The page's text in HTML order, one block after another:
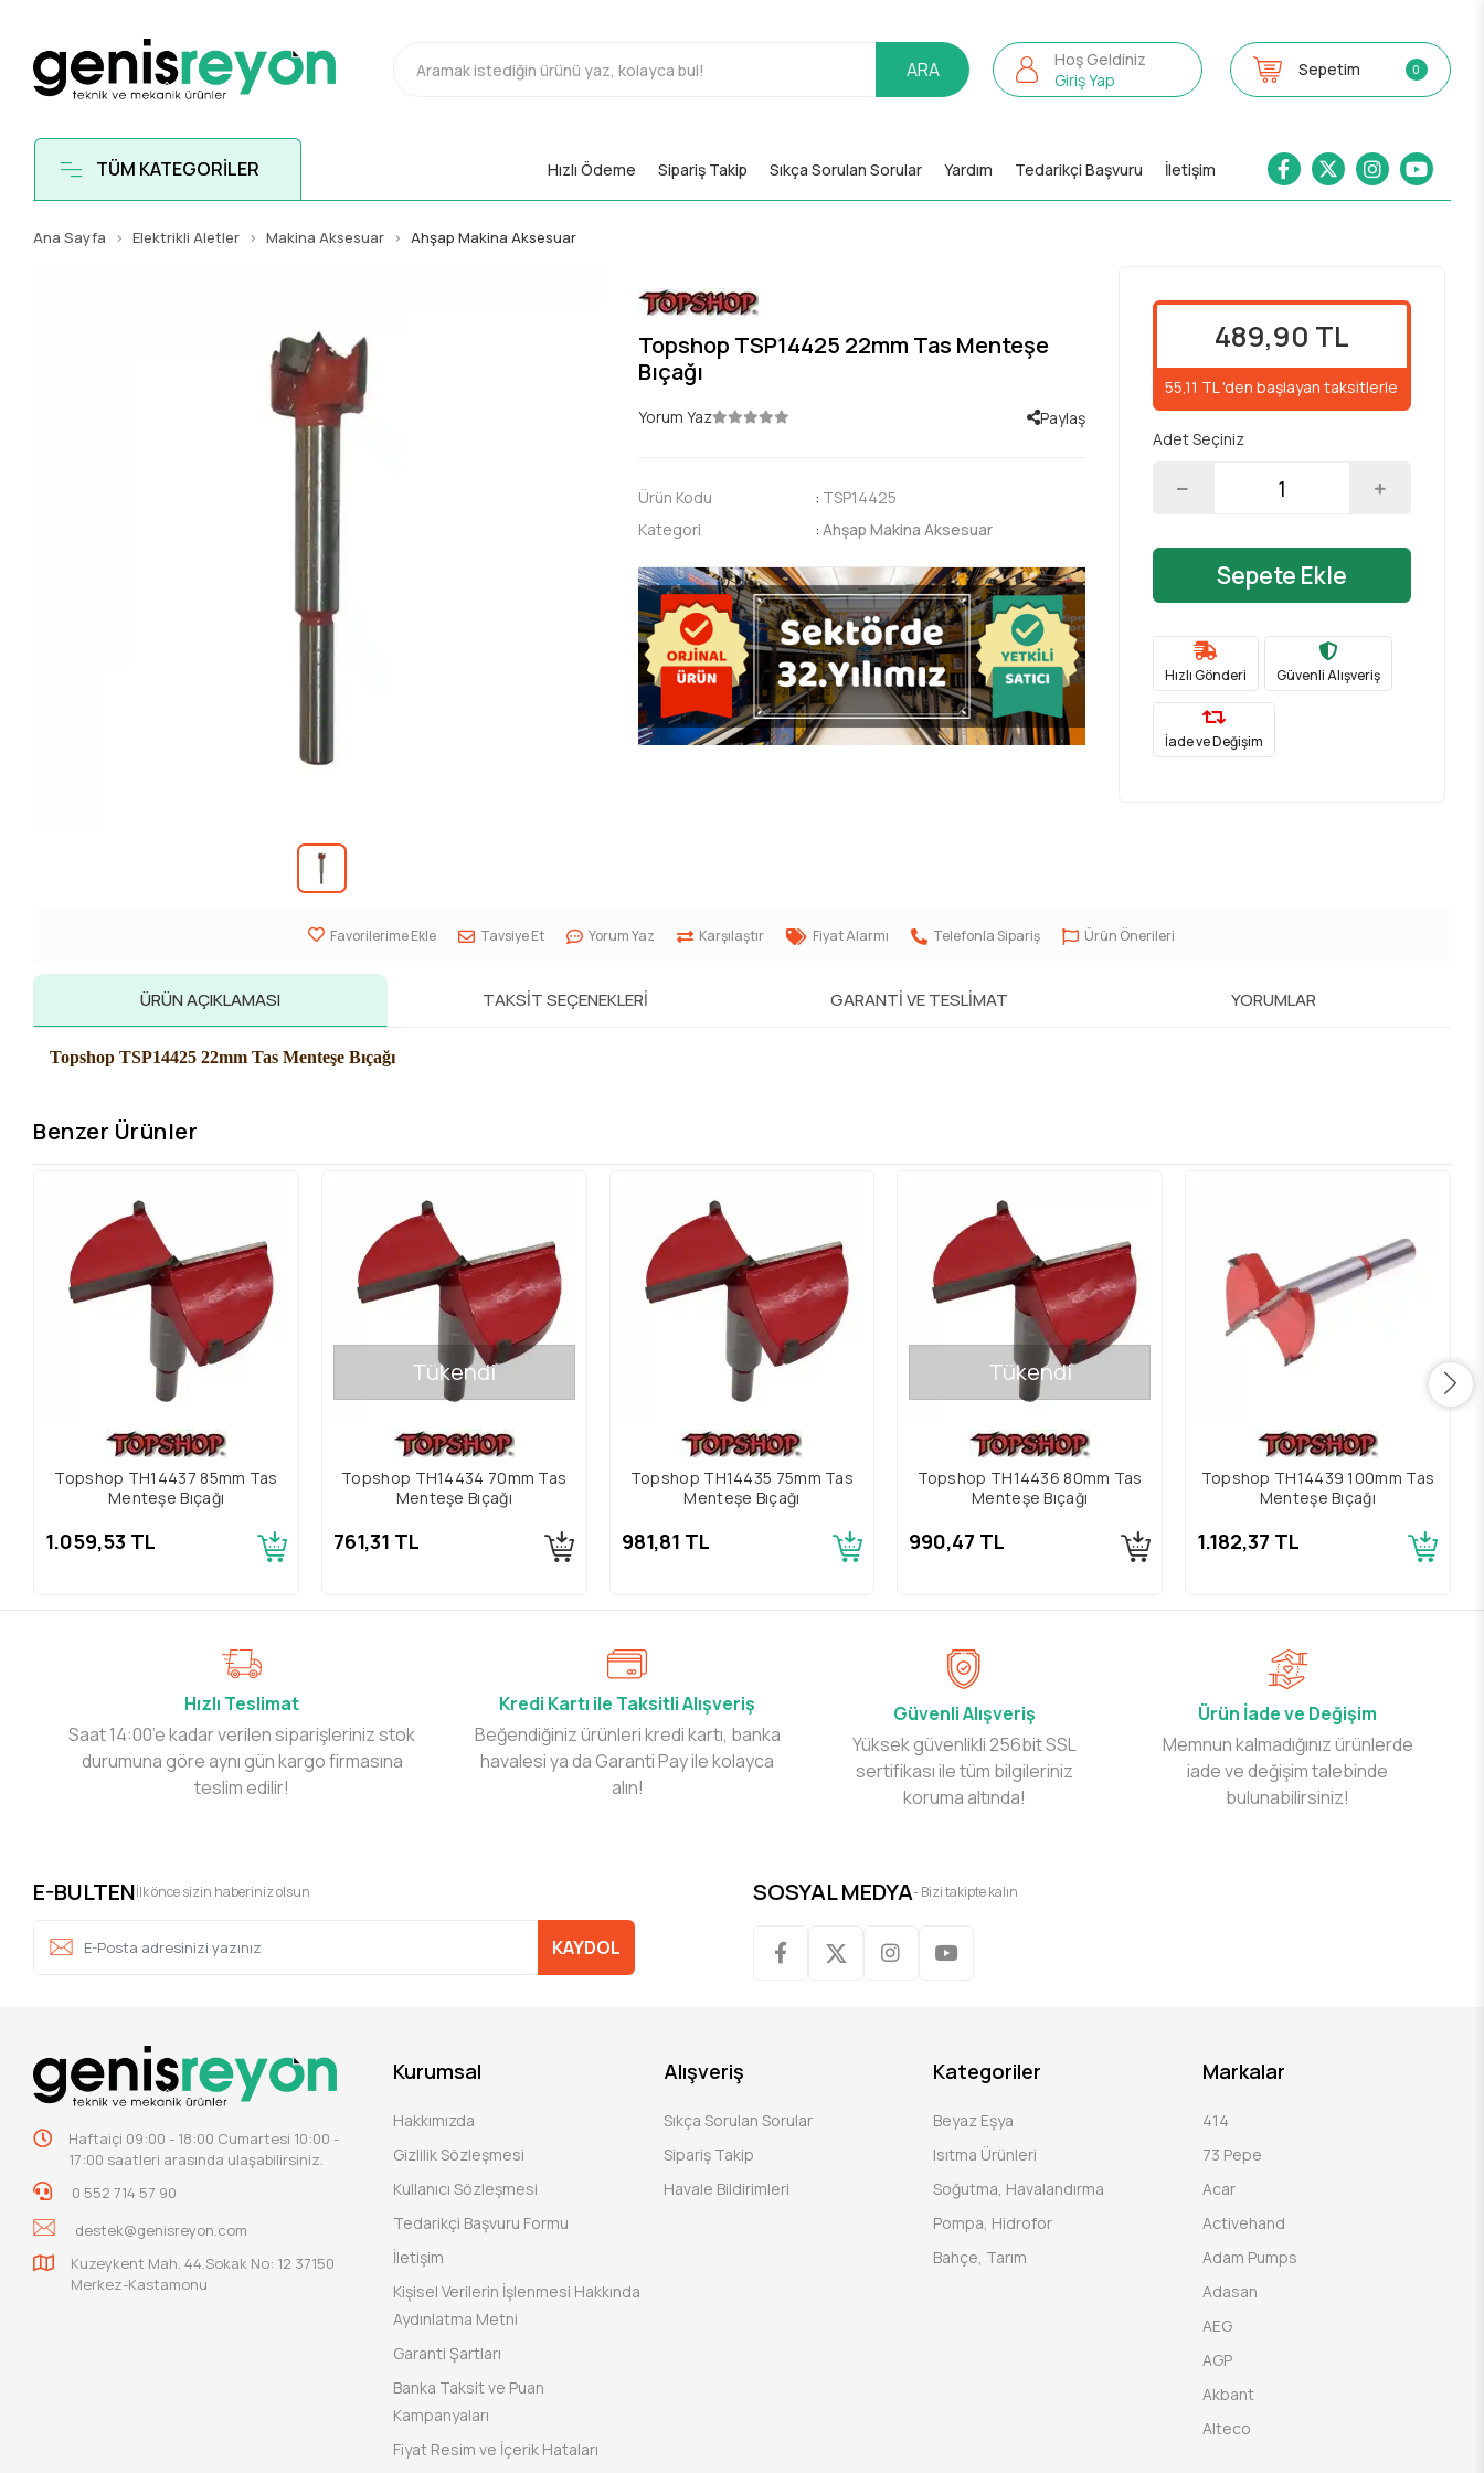
ARA
Hoş Geldiniz
Giriş Yap
Sepetim 0
TÜM KATEGORİLER Hızlı Ödeme Sipariş Takip Sıkça Sorulan Sorular Yardım Tedarikçi Başvuru İletişim
Ana Sayfa Elektrikli Aletler Makina Aksesuar Ahşap Makina Aksesuar
Topshop TSP14425 22mm Tas Menteşe
Bıçağı
Yorum Yaz Paylaş
Ürün Kodu : TSP14425
Kategori
: Ahşap Makina Aksesuar
489,90 TL
55,11 TL 'den başlayan taksitlerle
Adet Seçiniz
Sepete Ekle
Hızlı Gönderi Güvenli Alışveriş
İade ve Değişim
Favorilerime Ekle Tavsiye Et Yorum Yaz Karşılaştır Fiyat Alarmı Telefonla Sipariş Ürün Önerileri
ÜRÜN AÇIKLAMASI TAKSIT SEÇENEKLERI GARANTI VE TESLIMAT YORUMLAR
Topshop TSP14425 22mm Tas Menteşe Bıçağı
Benzer Ürünler
Topshop TH14437 85mm Tas
Menteşe Bıçağı
1.059,53 TL
Tükendi
Topshop TH14434 70mm Tas
Menteşe Bıçağı
761,31 TL
Topshop TH14435 75mm Tas
Menteşe Bıçağı
981,81 TL
Tükendi
Topshop TH14436 80mm Tas
Menteşe Bıçağı
990,47 TL
Topshop TH14439 100mm Tas
Menteşe Bıçağı
1.182,37 TL
Hızlı Teslimat
Saat 14:00’e kadar verilen siparişleriniz stok
durumuna göre aynı gün kargo firmasına
teslim edilir!
Kredi Kartı ile Taksitli Alışveriş
Beğendiğiniz ürünleri kredi kartı, banka
havalesi ya da Garanti Pay ile kolayca
alın!
Güvenli Alışveriş
Yüksek güvenlikli 256bit SSL
sertifikası ile tüm bilgileriniz
koruma altında!
Ürün İade ve Değişim
Memnun kalmadığınız ürünlerde
iade ve değişim talebinde
bulunabilirsiniz!
E-BULTENİlk önce sizin haberiniz olsun
KAYDOL
SOSYAL MEDYA- Bizi takipte kalın
Haftaiçi 09:00 - 18:00 Cumartesi 10:00 -
17:00 saatleri arasında ulaşabilirsiniz.
0 552 714 57 90
destek@genisreyon.com
Kuzeykent Mah. 44.Sokak No: 12 37150
Merkez-Kastamonu
Kurumsal
Hakkımızda
Gizlilik Sözleşmesi
Kullanıcı Sözleşmesi
Tedarikçi Başvuru Formu
İletişim
Kişisel Verilerin İşlenmesi Hakkında
Aydınlatma Metni
Garanti Şartları
Banka Taksit ve Puan
Kampanyaları
Fiyat Resim ve İçerik Hataları
Alışveriş
Sıkça Sorulan Sorular
Sipariş Takip
Havale Bildirimleri
Kategoriler
Beyaz Eşya
Isıtma Ürünleri
Soğutma, Havalandırma
Pompa, Hidrofor
Bahçe, Tarım
Markalar
414
73 Pepe
Acar
Activehand
Adam Pumps
Adasan
AEG
AGP
Akbant
Alteco